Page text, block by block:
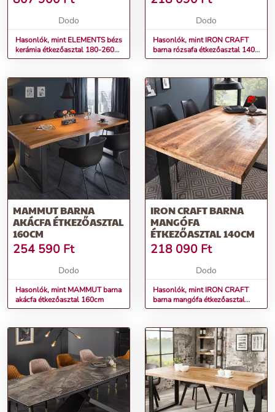
Dodo
Hasonlók, mint ELEMENTS bézs
kerámia étkezőasztal 180-260
cm
Dodo
Hasonlók, mint IRON CRAFT
barna rózsafa étkezőasztal 140
cm
MAMMUT BARNA
AKÁCFA ÉTKEZŐASZTAL
160CM
254 590 Ft
Dodo
Hasonlók, mint MAMMUT barna
akácfa étkezőasztal 160cm
IRON CRAFT BARNA
MANGÓFA
ÉTKEZŐASZTAL 140CM
218 090 Ft
Dodo
Hasonlók, mint IRON CRAFT
barna mangófa étkezőasztal
140cm